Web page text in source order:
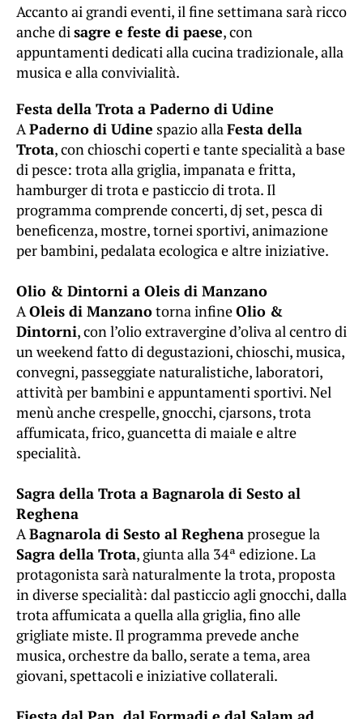
Accanto ai grandi eventi, il fine settimana sarà ricco
anche di sagre e feste di paese, con
appuntamenti dedicati alla cucina tradizionale, alla
musica e alla convivialità.
Festa della Trota a Paderno di Udine
A Paderno di Udine spazio alla Festa della
Trota, con chioschi coperti e tante specialità a base
di pesce: trota alla griglia, impanata e fritta,
hamburger di trota e pasticcio di trota. Il
programma comprende concerti, dj set, pesca di
beneficenza, mostre, tornei sportivi, animazione
per bambini, pedalata ecologica e altre iniziative.
Olio & Dintorni a Oleis di Manzano
A Oleis di Manzanotorna infineOlio &
Dintorni, con l’olio extravergine d’oliva al centro di
un weekend fatto di degustazioni, chioschi, musica,
convegni, passeggiate naturalistiche, laboratori,
attività per bambini e appuntamenti sportivi. Nel
menù anche crespelle, gnocchi, cjarsons, trota
affumicata, frico, guancetta di maiale e altre
specialità.
Sagra della Trota a Bagnarola di Sesto al
Reghena
A Bagnarola di Sesto al Reghenaprosegue la
Sagra della Trota, giunta alla 34ª edizione. La
protagonista sarà naturalmente la trota, proposta
in diverse specialità: dal pasticcio agli gnocchi, dalla
trota affumicata a quella alla griglia, fino alle
grigliate miste. Il programma prevede anche
musica, orchestre da ballo, serate a tema, area
giovani, spettacoli e iniziative collaterali.